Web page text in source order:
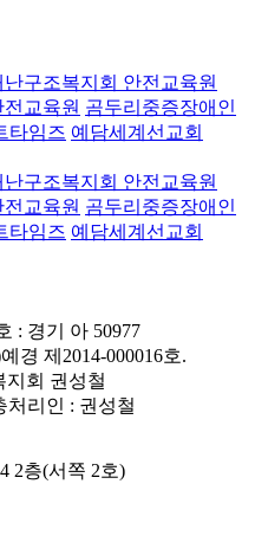
난구조복지회 안전교육원
교육원 곰두리중증장애인
타임즈 예담세계선교회
난구조복지회 안전교육원
교육원 곰두리중증장애인
타임즈 예담세계선교회
: 경기 아 50977
경 제2014-000016호.
지회 권성철
처리인 : 권성철
2층(서쪽 2호)